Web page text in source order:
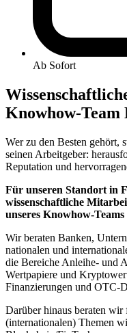
Ab Sofort
Knowhow-
Wer zu den Besten gehört,
seinen Arbeitgeber:
Reputation und
Für unseren Standort in
wissenschaftliche
unseres Knowhow-
Wir beraten Banken,
nationalen und
die Bereiche Anleihe- und
Wertpapiere und
Finanzierungen und OTC-
Darüber hinaus beraten wir
(internationalen) Themen